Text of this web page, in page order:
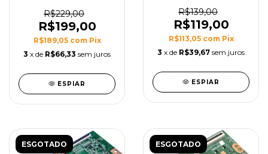
R$229,00
R$199,00
R$189,05 com Pix
3 x de R$66,33 sem juros
ESPIAR
R$139,00
R$119,00
R$113,05 com Pix
3 x de R$39,67 sem juros
ESPIAR
ESGOTADO ESGOTADO